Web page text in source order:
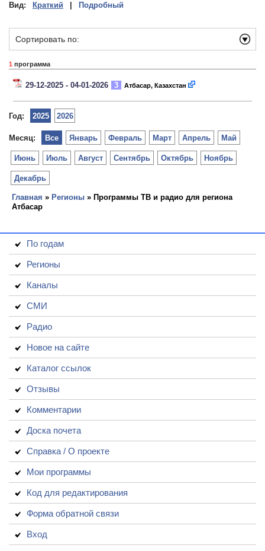
Вид: Краткий Подробный
Сортировать по:
1 программа
29-12-2025 - 04-01-2026 3 Атбасар, Казахстан
Год: 2025 2026
Месяц: Январь Февраль Март Апрель Май
Июнь Июль Август Сентябрь Октябрь Ноябрь
Декабрь
Все
Главная » Регионы » Программы ТВ и радио для региона
Атбасар
По годам
Регионы
Каналы
СМИ
Радио
Новое на сайте
Каталог ссылок
Отзывы
Комментарии
Доска почета
Справка / О проекте
Мои программы
Код для редактирования
Форма обратной связи
Вход